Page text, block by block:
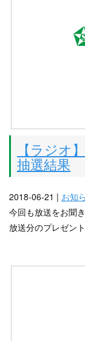
【ラジオ
抽選結果
2018-06-21 | お知
今回も放送をお聞
放送分のプレゼン